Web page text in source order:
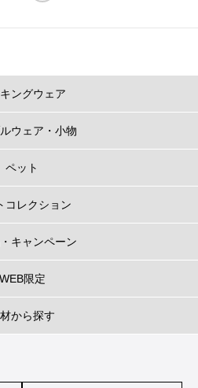
ングウェア
ウェア・小物
ペット
コレクション
キャンペーン
WEB限定
から探す